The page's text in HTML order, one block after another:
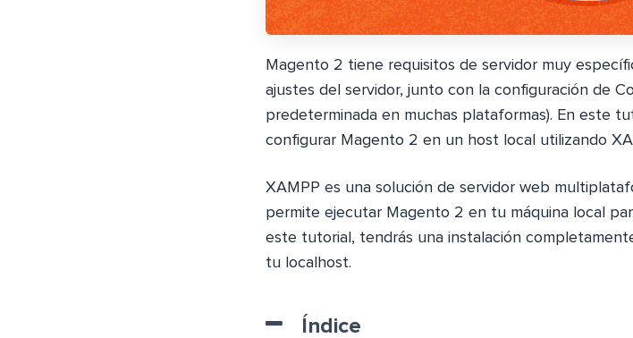
Magento 2 tiene requisitos de servidor muy
ajustes del servidor, junto con la configuración de
predeterminada en muchas plataformas). En este
configurar Magento 2 en un host local utilizando
XAMPP es una solución de servidor web
permite ejecutar Magento 2 en tu máquina local
este tutorial, tendrás una instalación
tu localhost.
Índice